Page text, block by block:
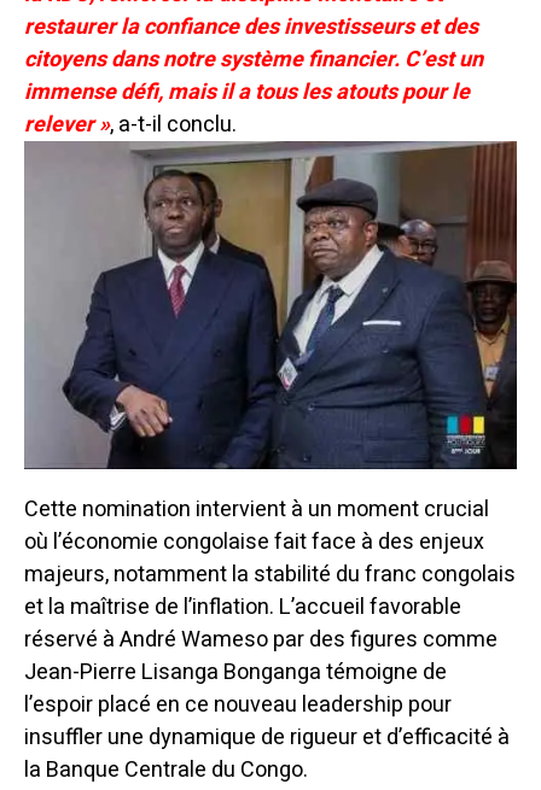
restaurer la confiance des investisseurs et des
citoyens dans notre système financier. C’est un
immense défi, mais il a tous les atouts pour le
relever », a-t-il conclu.
Cette nomination intervient à un moment crucial
où l’économie congolaise fait face à des enjeux
majeurs, notamment la stabilité du franc congolais
et la maîtrise de l’inflation. L’accueil favorable
réservé à André Wameso par des figures comme
Jean-Pierre Lisanga Bonganga témoigne de
l’espoir placé en ce nouveau leadership pour
insuffler une dynamique de rigueur et d’efficacité à
la Banque Centrale du Congo.